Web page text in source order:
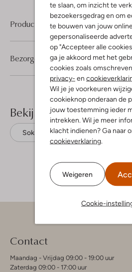
te slaan, om inzicht te
bezoekersgedrag en om
te bouwen van jouw
gepersonaliseerde
op "Accepteer alle
ga je akkoord met het
cookies zoals
privacy- en
Wil je je voorkeuren
cookieknop onderaan de
jouw toestemming ieder
intrekken. Wil je meer
klacht indienen? Ga naar
cookieverklaring.
Weigeren
Cookie-
Product informatie
Bezorgen & retourneren
Bekijk meer
Sokken Becksondergaard
Contact
Maandag - Vrijdag 09:00 - 19:00 uur
Zaterdag 09:00 - 17:00 uur